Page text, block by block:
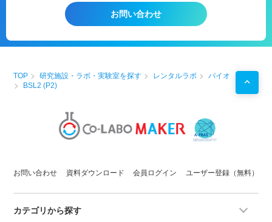
お問い合わせ
TOP 研究施設・ラボ・実験室を探す レンタルラボ
バイオ
BSL2 (P2)
お問い合わせ 資料ダウンロード 会員ログイン ユーザー登録（無料）
カテゴリから探す